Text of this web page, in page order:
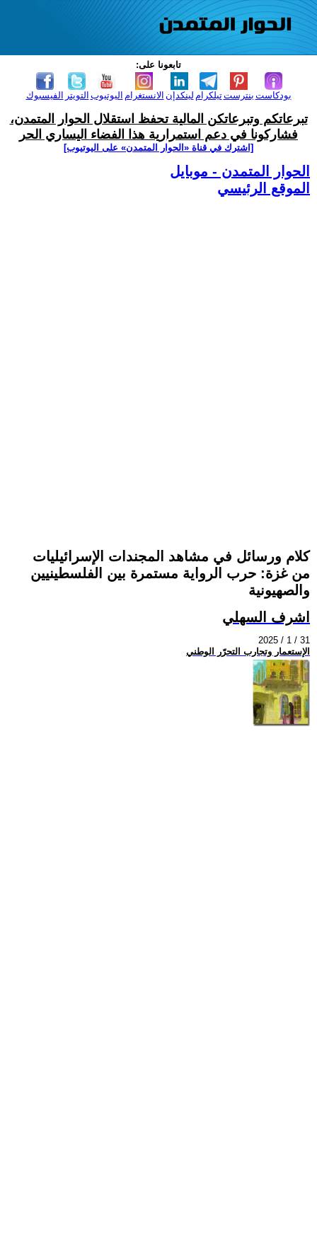
تابعونا على:
الفيسبوك التويتر اليوتيوب الانستغرام لينكدإن تيلكرامبنترست بودكاست
تبرعاتكم وتبرعاتكن المالية تحفظ استقلال الحوار المتمدن،
فشاركونا في دعم استمرارية هذا الفضاء اليساري الحر
[اشترك في قناة ‫«الحوار المتمدن» على اليوتيوب]
الحوار المتمدن - موبايل
الموقع الرئيسي
كلام ورسائل في مشاهد المجندات الإسرائيليات
من غزة: حرب الرواية مستمرة بين الفلسطينيين
والصهيونية
اشرف السهلي
2025 / 1 / 31
الإستعمار وتجارب التحرّر الوطني